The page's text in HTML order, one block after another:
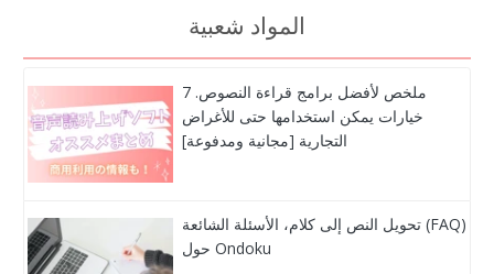
المواد شعبية
ملخص لأفضل برامج قراءة النصوص. 7
خيارات يمكن استخدامها حتى للأغراض
التجارية [مجانية ومدفوعة]
تحويل النص إلى كلام، الأسئلة الشائعة (FAQ)
حول Ondoku